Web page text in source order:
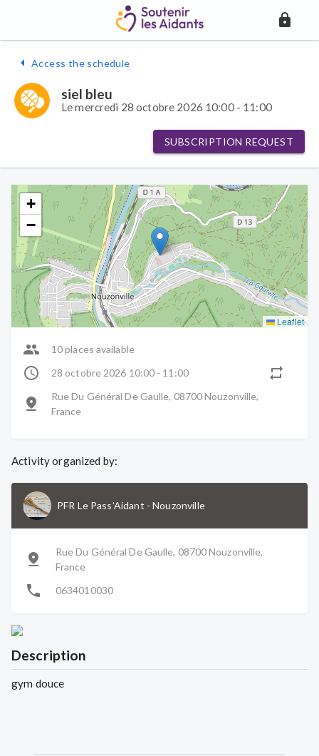
Access the schedule
siel bleu
Le mercredi 28 octobre 2026 10:00 - 11:00
SUBSCRIPTION REQUEST
Description
gym douce
+
−
Leaflet
10 places available
28 octobre 2026 10:00 - 11:00
Rue Du Général De Gaulle, 08700 Nouzonville,
France
Activity organized by:
PFR Le Pass'Aidant -Nouzonville
Rue Du Général De Gaulle, 08700 Nouzonville,
France
0634010030